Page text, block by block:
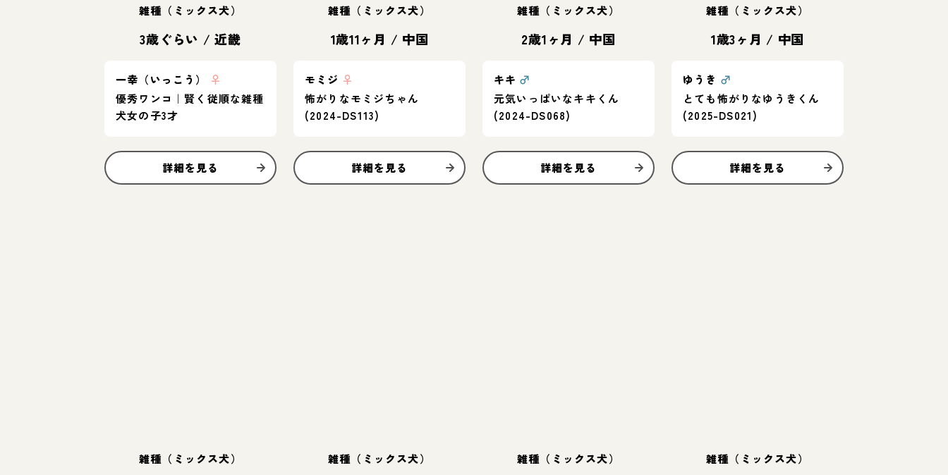
雑種（ミックス犬）
3歳ぐらい /近畿
一幸（いっこう）
♀
優秀ワンコ｜賢く従順な雑種
犬女の子3才
詳細を見る
雑種（ミックス犬）
1歳11ヶ月 / 中国
モミジ ♀
怖がりなモミジちゃん
(2024-DS113)
詳細を見る
雑種（ミックス犬）
2歳1ヶ月 / 中国
キキ ♂
元気いっぱいなキキくん
(2024-DS068)
詳細を見る
雑種（ミックス犬）
1歳3ヶ月 / 中国
ゆうき ♂
とても怖がりなゆうきくん
(2025-DS021)
詳細を見る
雑種（ミックス犬） 雑種（ミックス犬） 雑種（ミックス犬） 雑種（ミックス犬）